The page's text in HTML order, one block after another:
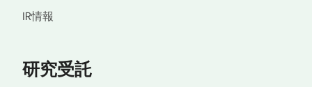
IR情報
研究受託